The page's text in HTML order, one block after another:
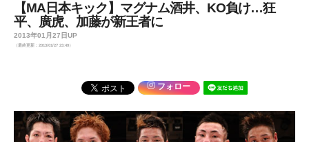
【MA日本キック】マグナム酒井、KO負け…狂
平、廣虎、加藤が新王者に
2013年01月27日UP
（最終更新：2013/01/27 23:49）
フォロー